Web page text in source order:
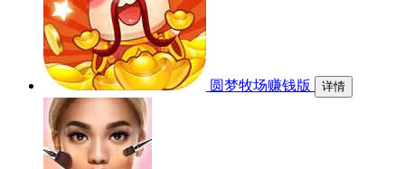
圆梦牧场赚钱版 详情